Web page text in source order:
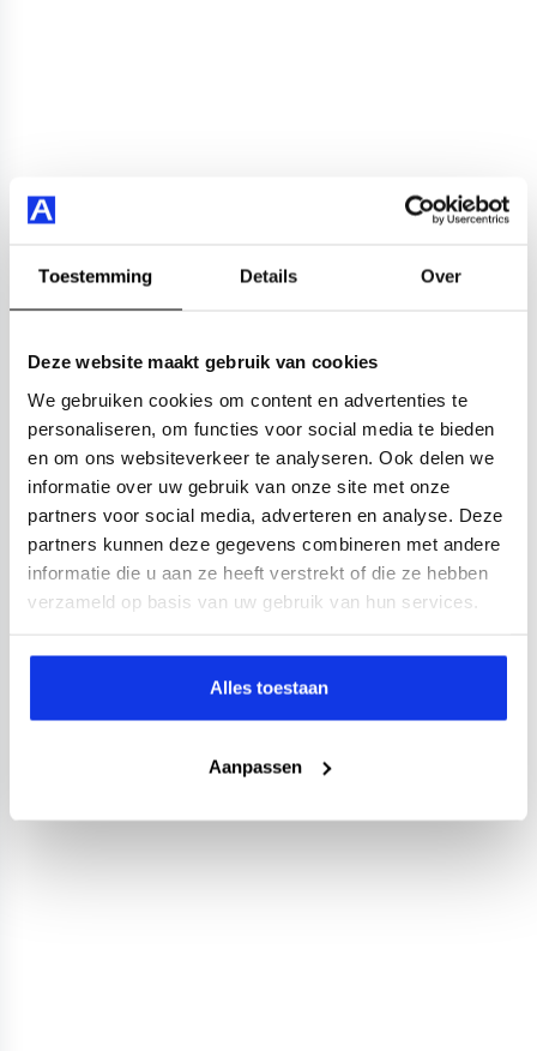
Toestemming Details Over
Deze website maakt gebruik van cookies
We gebruiken cookies om content en advertenties te
personaliseren, om functies voor social media te bieden
en om ons websiteverkeer te analyseren. Ook delen we
informatie over uw gebruik van onze site met onze
partners voor social media, adverteren en analyse. Deze
partners kunnen deze gegevens combineren met andere
informatie die u aan ze heeft verstrekt of die ze hebben
verzameld op basis van uw gebruik van hun services.
Alles toestaan
Aanpassen